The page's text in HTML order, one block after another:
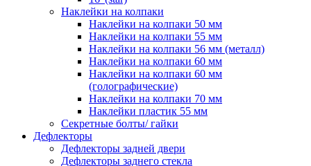
Наклейки на колпаки
Наклейки на колпаки 50 мм
Наклейки на колпаки 55 мм
Наклейки на колпаки 56 мм (металл)
Наклейки на колпаки 60 мм
Наклейки на колпаки 60 мм
(голографические)
Наклейки на колпаки 70 мм
Наклейки пластик 55 мм
Секретные болты/ гайки
Дефлекторы
Дефлекторы задней двери
Дефлекторы заднего стекла